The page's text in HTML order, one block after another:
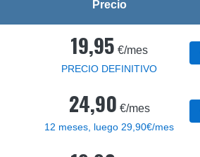
Precio
19,95 €/mes
PRECIO DEFINITIVO
24,90 €/mes
12 meses, luego 29,90€/mes